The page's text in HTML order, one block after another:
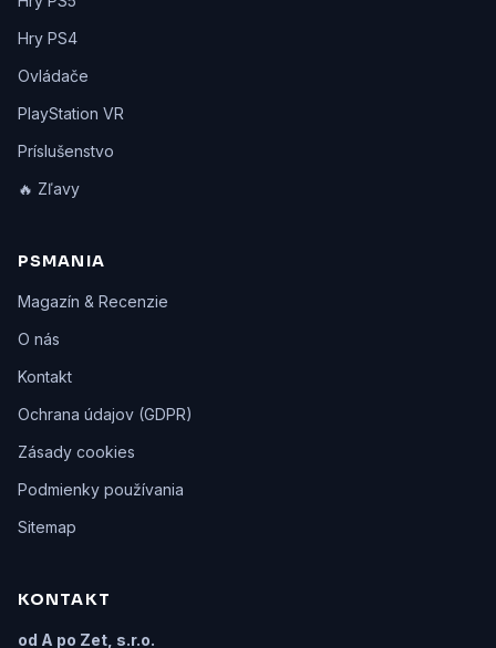
Hry PS4
Ovládače
PlayStation VR
Príslušenstvo
🔥 Zľavy
PSMANIA
Magazín & Recenzie
O nás
Kontakt
Ochrana údajov (GDPR)
Zásady cookies
Podmienky používania
Sitemap
KONTAKT
od A po Zet, s.r.o.